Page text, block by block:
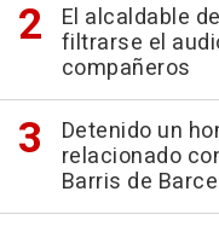
El alcaldable
filtrarse el
compañeros
Detenido un
relacionado
Barris de